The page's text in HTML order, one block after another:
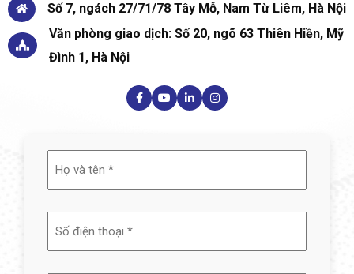
Số 7, ngách 27/71/78 Tây Mỗ, Nam Từ Liêm, Hà Nội
Văn phòng giao dịch: Số 20, ngõ 63 Thiên Hiền, Mỹ
Đình 1, Hà Nội
tên
(Required)